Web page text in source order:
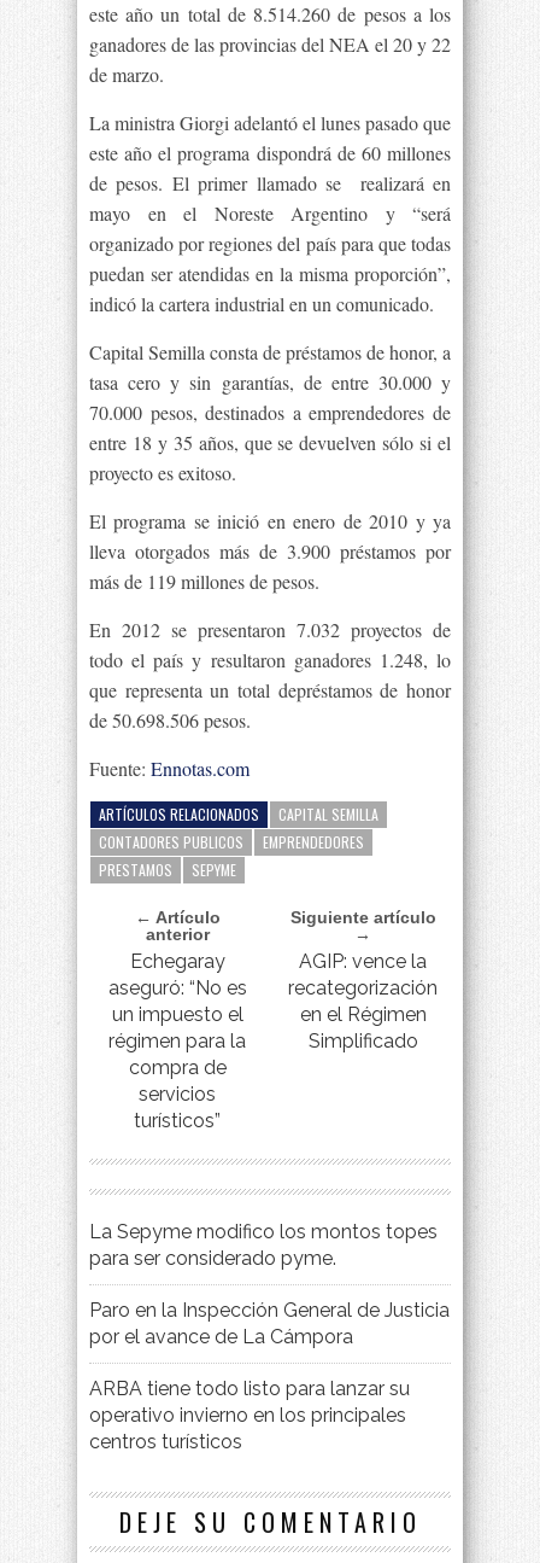
este año un total de 8.514.260 de pesos a los
ganadores de las provincias del NEA el 20 y 22
de marzo.
La ministra Giorgi adelantó el lunes pasado que
este año el programa dispondrá de 60 millones
de pesos. El primer llamado se realizará en
mayo en el Noreste Argentino y “será
organizado por regiones del país para que todas
puedan ser atendidas en la misma proporción”,
indicó la cartera industrial en un comunicado.
Capital Semilla consta de préstamos de honor, a
tasa cero y sin garantías, de entre 30.000 y
70.000 pesos, destinados a emprendedores de
entre 18 y 35 años, que se devuelven sólo si el
proyecto es exitoso.
El programa se inició en enero de 2010 y ya
lleva otorgados más de 3.900 préstamos por
más de 119 millones de pesos.
En 2012 se presentaron 7.032 proyectos de
todo el país y resultaron ganadores 1.248, lo
que representa un total depréstamos de honor
de 50.698.506 pesos.
Fuente: Ennotas.com
ARTÍCULOS RELACIONADOS
CAPITAL SEMILLA
CONTADORES PUBLICOS
EMPRENDEDORES
PRESTAMOS
SEPYME
← Artículo
anterior
Echegaray
aseguró: “No es
un impuesto el
régimen para la
compra de
servicios
turísticos”
Siguiente artículo
→
AGIP: vence la
recategorización
en el Régimen
Simplificado
La Sepyme modifico los montos topes
para ser considerado pyme.
Paro en la Inspección General de Justicia
por el avance de La Cámpora
ARBA tiene todo listo para lanzar su
operativo invierno en los principales
centros turísticos
DEJE SU COMENTARIO